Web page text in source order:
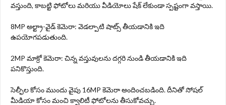
వస్తుంది, కాబట్టి ఫోటోలు మరియు వీడియోలు షేక్ లేకుండా స్పష్టంగా వస్తాయి.
8MP అల్ట్రా-వైడ్ కెమెరా: వెడల్పాటి షాట్స్ తీయడానికి ఇది
ఉపయోగపడుతుంది.
2MP మాక్రో కెమెరా: చిన్న వస్తువులను దగ్గరి నుండి తీయడానికి ఇది
పనికొస్తుంది.
సెల్ఫీల కోసం ముందు వైపు 16MP కెమెరా అందించబడింది. దీనితో సోషల్
మీడియా కోసం మంచి క్వాలిటీ ఫోటోలను తీసుకోవచ్చు.